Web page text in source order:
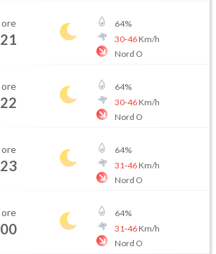
ore
21
64%
30-46Km/h
Nord O
ore
22
64%
30-46Km/h
Nord O
ore
23
64%
31-46Km/h
Nord O
ore
00
64%
31-46Km/h
Nord O